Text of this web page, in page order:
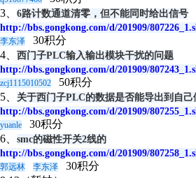
3、 6路计数通道清零，但不能同时给出信号
http://bbs.gongkong.com/d/201909/
李东泽
30积分
4、 西门子PLC输入输出模块干扰的问题
http://bbs.gongkong.com/d/201909/
zcj1115010502
50积分
5、
关于西门子PLC的数据是否能导出到自
http://bbs.gongkong.com/d/201909/
yuanle
30积分
6、 smc的磁性开关2线的
http://bbs.gongkong.com/d/201909/
郭远林 李东泽
30积分